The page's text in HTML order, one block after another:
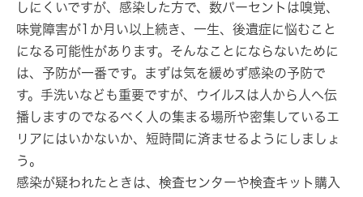
しにくいですが、感染した方で、数パーセントは嗅覚、
味覚障害が1か月い以上続き、一生、後遺症に悩むこと
になる可能性があります。そんなことにならないために
は、予防が一番です。まずは気を緩めず感染の予防で
す。手洗いなども重要ですが、ウイルスは人から人へ伝
播しますのでなるべく人の集まる場所や密集しているエ
リアにはいかないか、短時間に済ませるようにしましょ
う。
感染が疑われたときは、検査センターや検査キット購入